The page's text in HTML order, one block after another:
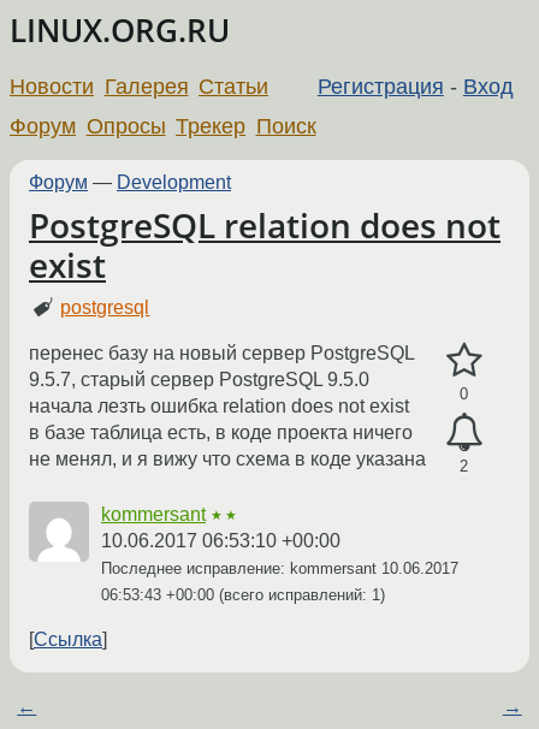
LINUX.ORG.RU
Регистрация - Вход
Новости Галерея Статьи
Форум Опросы Трекер Поиск
Форум — Development
PostgreSQL relation does not
exist
postgresql
0
2
перенес базу на новый сервер PostgreSQL
9.5.7, старый сервер PostgreSQL 9.5.0
начала лезть ошибка relation does not exist
в базе таблица есть, в коде проекта ничего
не менял, и я вижу что схема в коде указана
kommersant ★★
10.06.2017 06:53:10 +00:00
Последнее исправление: kommersant 10.06.2017
06:53:43 +00:00 (всего исправлений: 1)
Ссылка
← →